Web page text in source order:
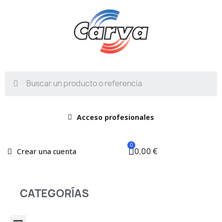
Acceso profesionales
Crear una cuenta 0,00 €
CATEGORÍAS